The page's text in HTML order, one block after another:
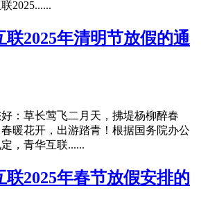
2025......
联2025年清明节放假的通
：草长莺飞二月天，拂堤杨柳醉春
暖花开，出游踏青！根据国务院办公
，青华互联......
联2025年春节放假安排的